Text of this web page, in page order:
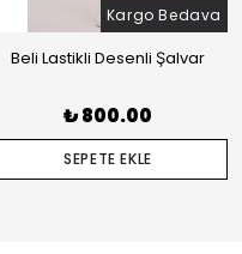
Kargo Bedava
Beli Lastikli Desenli Şalvar
₺ 800.00
SEPETE EKLE